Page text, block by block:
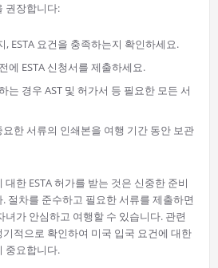
권장합니다:
ESTA 요건을 충족하는지 확인하세요.
에 ESTA 신청서를 제출하세요.
는 경우 AST 및 허가서 등 필요한 모든 서
요한 서류의 인쇄본을 여행 기간 동안 보관
한 ESTA 허가를 받는 것은 신중한 준비
절차를 준수하고 필요한 서류를 제출하면
녀가 안심하고 여행할 수 있습니다. 관련
적으로 확인하여 미국 입국 요건에 대한
중요합니다.